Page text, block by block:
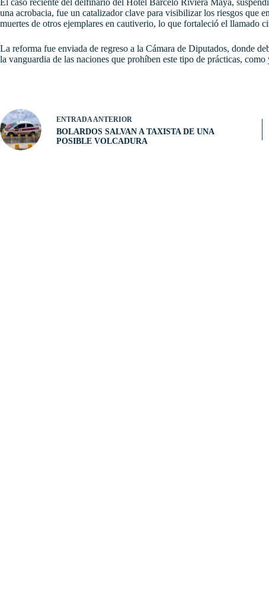
una acrobacia, fue un catalizador clave para visibilizar los riesgos que
muertes de otros ejemplares en cautiverio, lo que fortaleció el llamado
La reforma fue enviada de regreso a la Cámara de Diputados, donde
la vanguardia de las naciones que prohíben este tipo de prácticas,
ENTRADA ANTERIOR
BOLARDOS SALVAN A TAXISTA DE UNA
POSIBLE VOLCADURA